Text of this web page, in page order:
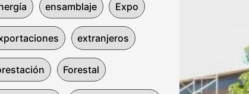
ensamblaje Expo
extranjeros
Forestal